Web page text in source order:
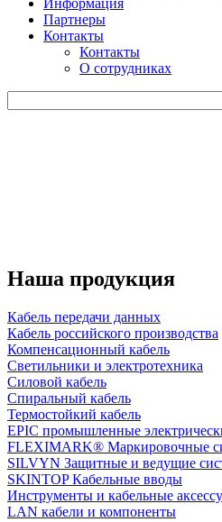
Информация
Партнеры
Контакты
Контакты
О сотрудниках
Наша продукция
Кабель передачи данных
Кабель российского производства
Компенсационный кабель
Светильники и электротехника
Силовой кабель
Спиральный кабель
Термостойкий кабель
EPIC промышленные
FLEXIMARK® Маркировочные
SILVYN Защитные и ведущие
SKINTOP Кабельные вводы
Инструменты и кабельные
LAN кабели и компоненты